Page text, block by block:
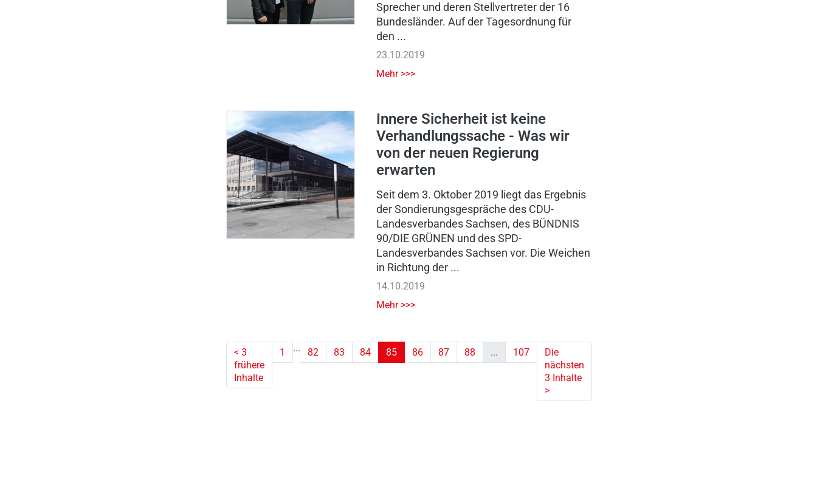
Sprecher und deren Stellvertreter der 16
Bundesländer. Auf der Tagesordnung für
den ...
23.10.2019
Mehr >>>
Innere Sicherheit ist keine
Verhandlungssache - Was wir
von der neuen Regierung
erwarten
Seit dem 3. Oktober 2019 liegt das Ergebnis
der Sondierungsgespräche des CDU-
Landesverbandes Sachsen, des BÜNDNIS
90/DIE GRÜNEN und des SPD-
Landesverbandes Sachsen vor. Die Weichen
in Richtung der ...
14.10.2019
Mehr >>>
< 3
frühere
Inhalte
1 ... 82 83 84
85
86 87 88 ... 107
Die
nächsten
3 Inhalte
>